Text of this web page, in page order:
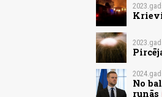
No
runās